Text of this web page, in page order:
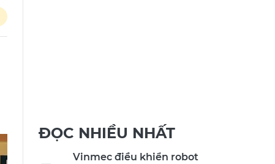
ĐỌC NHIỀU NHẤT
Vinmec điều khiển robot